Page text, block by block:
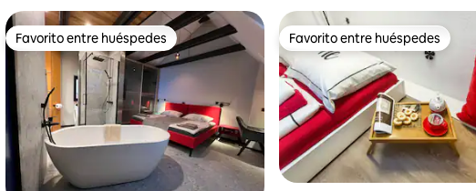
Favorito entre huéspedes
Favorito entre huéspedes Favorito entre huéspedes
Favorito entre huéspedes